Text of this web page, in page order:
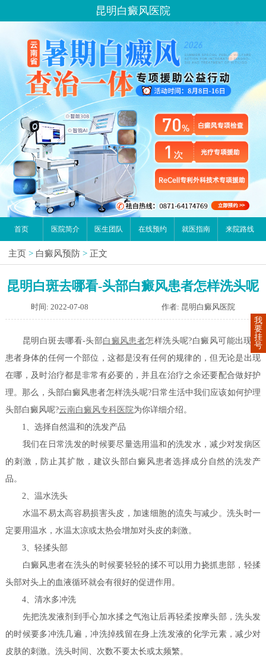
昆明白癜风医院
首页 医院简介 医生团队 在线预约 就医指南 来院路线
主页 > 白癜风预防 > 正文
昆明白斑去哪看-头部白癜风患者怎样洗头呢
时间: 2022-07-08 作者: 昆明白癜风医院
昆明白斑去哪看-头部白癜风患者怎样洗头呢?白癜风可能出现在
患者身体的任何一个部位，这都是没有任何的规律的，但无论是出现
在哪，及时治疗都是非常有必要的，并且在治疗之余还要配合做好护
理。那么，头部白癜风患者怎样洗头呢?日常生活中我们应该如何护理
头部白癜风呢?云南白癜风专科医院为你详细介绍。
1、选择自然温和的洗发产品
我们在日常洗发的时候要尽量选用温和的洗发水，减少对发病区
的刺激，防止其扩散，建议头部白癜风患者选择成分自然的洗发产
品。
2、温水洗头
水温不易太高容易损害头皮，加速细胞的流失与减少。洗头时一
定要用温水，水温太凉或太热会增加对头皮的刺激。
3、轻揉头部
白癜风患者在洗头的时候要轻轻的揉不可以用力挠抓患部，轻揉
头部对头上的血液循环就会有很好的促进作用。
4、清水多冲洗
先把洗发液剂到手心加水揉之气泡让后再轻柔按摩头部，洗头发
的时候要多冲洗几遍，冲洗掉残留在身上洗发液的化学元素，减少对
皮肤的刺激。洗头时间、次数不要太长或太频繁。
我
要
挂
号